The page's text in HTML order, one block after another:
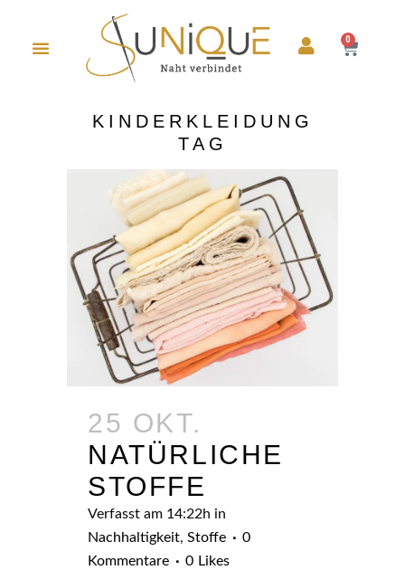
0
KINDERKLEIDUNG
TAG
25 OKT.
NATÜRLICHE
STOFFE
Verfasst am 14:22h in
Nachhaltigkeit, Stoffe
0
Kommentare
0 Likes